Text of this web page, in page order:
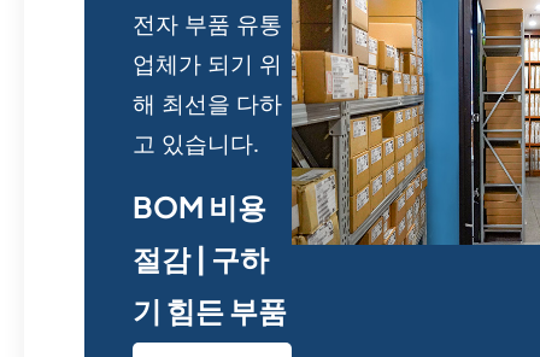
전자 부품 유통
업체가 되기 위
해 최선을 다하
고 있습니다.
BOM 비용
절감 | 구하
기 힘든 부품